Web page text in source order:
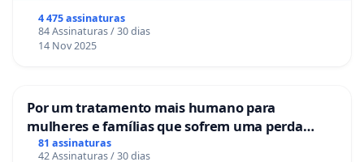
4 475 assinaturas
84 Assinaturas / 30 dias
14 Nov 2025
Por um tratamento mais humano para
mulheres e famílias que sofrem uma perda
gestacional nos hospitais portugueses
81 assinaturas
42 Assinaturas / 30 dias